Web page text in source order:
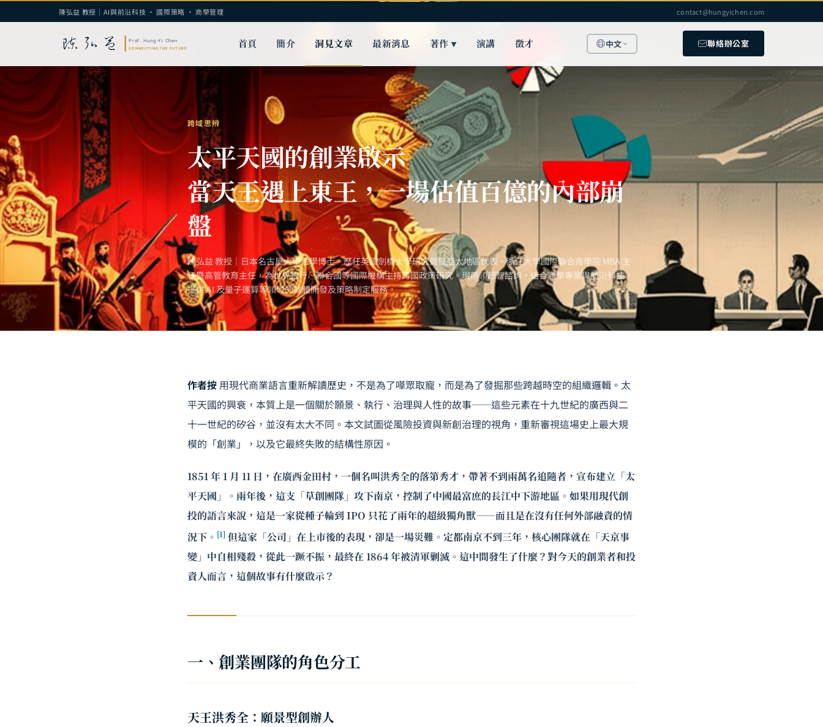
陳弘益 教授｜AI與前沿科技 · 國際策略 · 商學管理 contact@hungyichen.com
首頁 簡介 洞見文章 最新消息 著作 ▾ 演講 徵才 中文 聯絡辦公室
跨域思辨
太平天國的創業啟示
當天王遇上東王，一場估值百億的內部崩
盤
陳弘益 教授｜日本名古屋大學法學博士。歷任英國劍橋大學研究員暨亞太地區代表、浙江大學國際聯合商學院 MBA 主
任暨高管教育主任，為世界銀行、聯合國等國際機構主持跨國政策研究。現帶領超智諮詢，結合商學專業與前沿科技，
提供 AI 及量子運算等領域的軟體開發及策略制定服務。
作者按 用現代商業語言重新解讀歷史，不是為了嘩眾取寵，而是為了發掘那些跨越時空的組織邏輯。太
平天國的興衰，本質上是一個關於願景、執行、治理與人性的故事——這些元素在十九世紀的廣西與二
十一世紀的矽谷，並沒有太大不同。本文試圖從風險投資與新創治理的視角，重新審視這場史上最大規
模的「創業」，以及它最終失敗的結構性原因。
1851 年 1 月 11 日，在廣西金田村，一個名叫洪秀全的落第秀才，帶著不到兩萬名追隨者，宣布建立「太
平天國」。兩年後，這支「草創團隊」攻下南京，控制了中國最富庶的長江中下游地區。如果用現代創
投的語言來說，這是一家從種子輪到 IPO 只花了兩年的超級獨角獸——而且是在沒有任何外部融資的情
況下。 [1] 但這家「公司」在上市後的表現，卻是一場災難。定都南京不到三年，核心團隊就在「天京事
變」中自相殘殺，從此一蹶不振，最終在 1864 年被清軍剿滅。這中間發生了什麼？對今天的創業者和投
資人而言，這個故事有什麼啟示？
一、創業團隊的角色分工
天王洪秀全：願景型創辦人